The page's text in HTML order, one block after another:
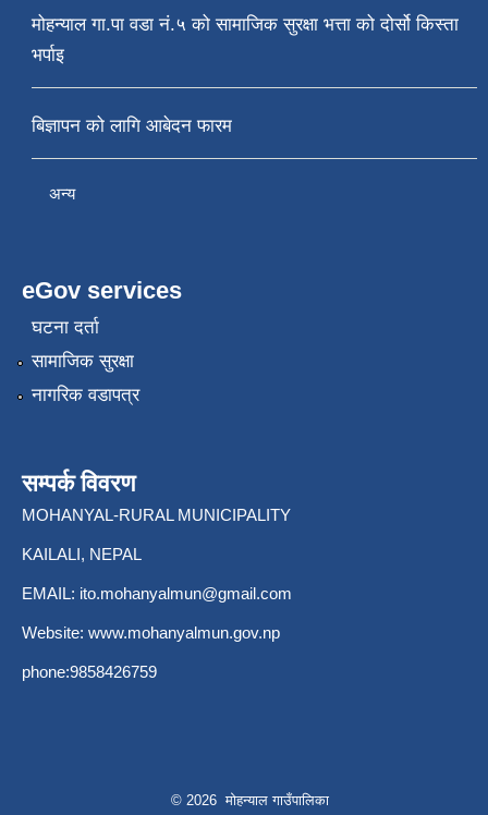
मोहन्याल गा.पा वडा नं.५ को सामाजिक सुरक्षा भत्ता को दोर्सो किस्ता
भर्पाइ
बिज्ञापन को लागि आबेदन फारम
अन्य
eGov services
घटना दर्ता
सामाजिक सुरक्षा
नागरिक वडापत्र
सम्पर्क विवरण
MOHANYAL-RURAL MUNICIPALITY
KAILALI, NEPAL
EMAIL: ito.mohanyalmun@gmail.com
Website: www.mohanyalmun.gov.np
phone:9858426759
© 2026 मोहन्याल गाउँपालिका